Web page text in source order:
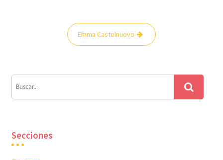
Navegación
Emma Castelnuovo
Secciones